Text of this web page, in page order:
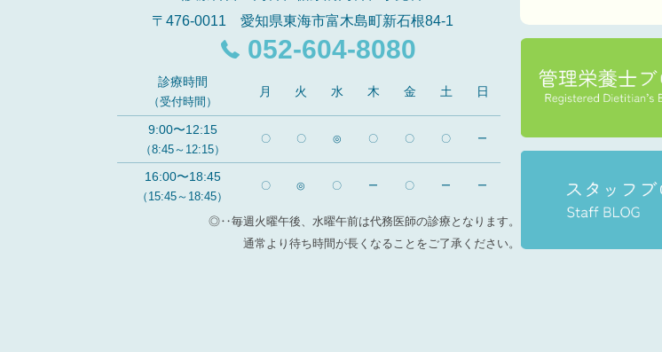
〒476-0011 愛知県東海市富木島町新石根84-1
052-604-8080
診療時間
（受付時間）
月 火 水 木 金 土 日
9:00〜12:15
（8:45～12:15）
〇 〇 ◎ 〇 〇 〇 ー
16:00〜18:45
（15:45～18:45）
〇 ◎ 〇 ー 〇 ー ー
◎‥毎週火曜午後、水曜午前は代務医師の診療となります。
通常より待ち時間が長くなることをご了承ください。